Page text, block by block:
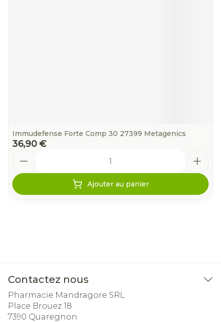
Immudefense Forte Comp 30 27399 Metagenics
36,90 €
Ajouter au panier
Contactez nous
Pharmacie Mandragore SRL
Place Brouez 18
7390 Quaregnon